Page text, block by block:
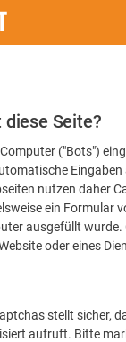
Seite?
("Bots")
Eingaben
nutzen daher
ein Formular
ausgefüllt
oder eines
stellt sicher,
aufruft. Bitte